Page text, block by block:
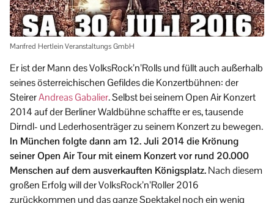
Manfred Hertlein Veranstaltungs GmbH
Er ist der Mann des VolksRock’n’Rolls und füllt auch außerhalb
seines österreichischen Gefildes die Konzertbühnen: der
SteirerAndreas Gabalier. Selbst bei seinem Open Air Konzert
2014 auf der Berliner Waldbühne schaffte er es, tausende
Dirndl- und Lederhosenträger zu seinem Konzert zu bewegen.
In München folgte dann am 12. Juli 2014 die Krönung
seiner Open Air Tour mit einem Konzert vor rund 20.000
Menschen auf dem ausverkauften Königsplatz.Nach diesem
großen Erfolg will der VolksRock’n’Roller 2016
zurückkommen und das ganze Spektakel noch ein wenig